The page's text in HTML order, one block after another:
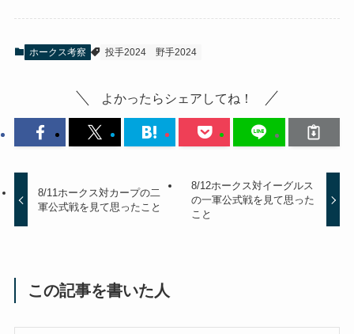
ホークス考察 投手2024 野手2024
よかったらシェアしてね！
8/11ホークス対カープの二
軍公式戦を見て思ったこと
8/12ホークス対イーグルス
の一軍公式戦を見て思った
こと
この記事を書いた人